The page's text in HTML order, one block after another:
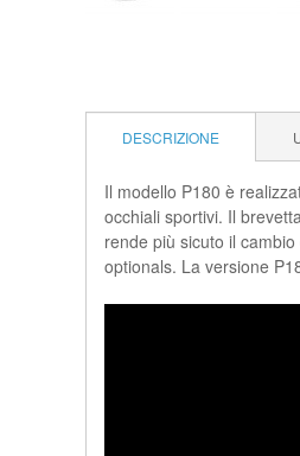
DESCRIZIONE
Il modello P180 è
occhiali sportivi. Il
rende più sicuto il
optionals. La versione